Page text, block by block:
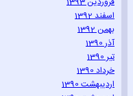
اسفند 1392
بهمن 1392
آذر 1390
تیر 1390
خرداد 1390
اردیبهشت 1390